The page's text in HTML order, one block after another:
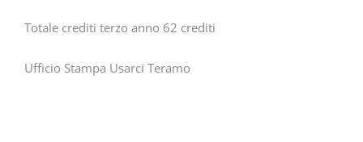
Totale crediti terzo anno 62 crediti
Ufficio Stampa Usarci Teramo